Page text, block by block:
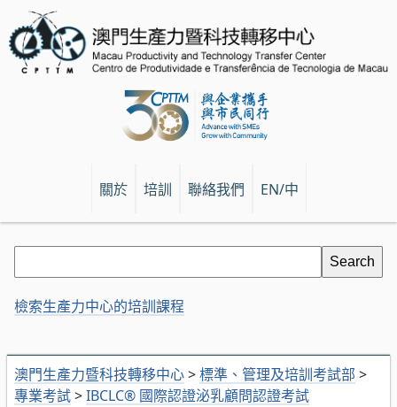
關於 培訓 聯絡我們 EN/中
澳門生產力暨科技轉移中心>標準、管理及培訓考試部 >
專業考試>IBCLC® 國際認證泌乳顧問認證考試
檢索生產力中心的培訓課程